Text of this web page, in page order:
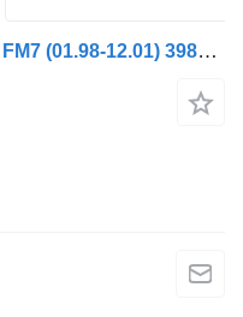
Стабилизираща щанга Volvo FM7 (01.98-12.01) 3986354 за влекач Volvo FM7-FM12, FM, FMX (1998-2014)